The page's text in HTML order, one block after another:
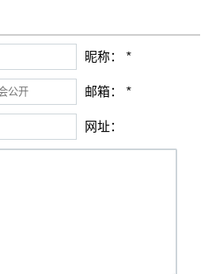
昵称： *
邮箱： *
网址：